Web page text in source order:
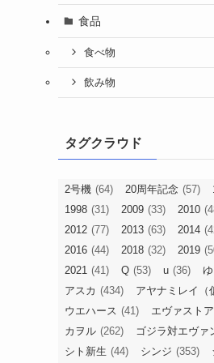
食品
食べ物
飲み物
タグクラウド
2号機 (64) 20周年記念 (57)
1998 (31) 2009 (33) 2010
2012 (77) 2013 (63) 2014
2016 (44) 2018 (32) 2019
2021 (41) Q (53) u (36)
アスカ (434) アヤナミレイ（
ウエハース (41) エヴァストア
カヲル (262) ゴジラ対エヴァ
シト新生 (44) シンジ (353)